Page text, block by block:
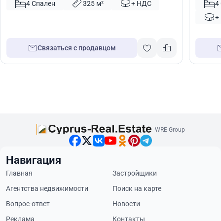
452014 Спален 325 м² + НДС
Связаться с продавцом
4
WRE Group
Навигация
Главная
Застройщики
Агентства недвижимости
Поиск на карте
Вопрос-ответ
Новости
Реклама
Контакты